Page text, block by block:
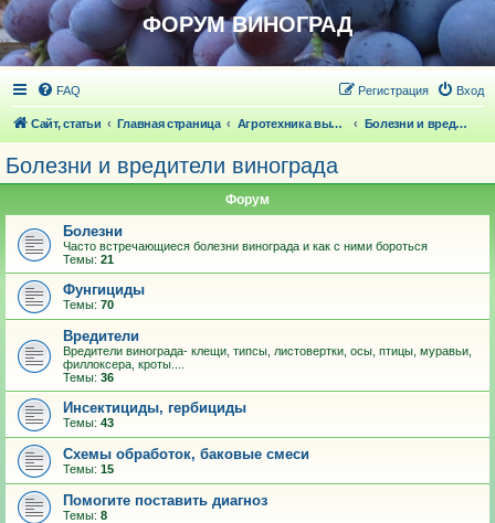
ФОРУМ ВИНОГРАД
FAQ Вход
Регистрация
Сайт, статьи Главная страница Агротехника выращивания винограда Болезни и вредители винограда
Болезни и вредители винограда
Форум
Болезни
Часто встречающиеся болезни винограда и как с ними бороться
Темы: 21
Фунгициды
Темы: 70
Вредители
Вредители винограда- клещи, типсы, листовертки, осы, птицы, муравьи,
филлоксера, кроты....
Темы: 36
Инсектициды, гербициды
Темы: 43
Схемы обработок, баковые смеси
Темы: 15
Помогите поставить диагноз
Темы: 8